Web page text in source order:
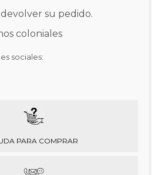
devolver su pedido.
coloniales
sociales:
PARA COMPRAR